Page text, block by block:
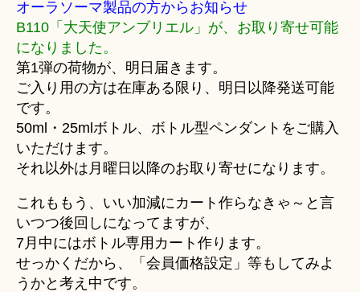
オーラソーマ製品の方からお知らせ
B110「大天使アンブリエル」が、お取り寄せ可能
になりました。
第1弾の荷物が、明日届きます。
ご入り用の方は在庫ある限り、明日以降発送可能
です。
50ml・25mlボトル、ボトル型ペンダントをご購入
いただけます。
それ以外は月曜日以降のお取り寄せになります。
これももう、いい加減にカート作らなきゃ～と言
いつつ後回しになってますが、
7月中にはボトル専用カート作ります。
せっかくだから、「会員価格設定」等もしてみよ
うかと考え中です。